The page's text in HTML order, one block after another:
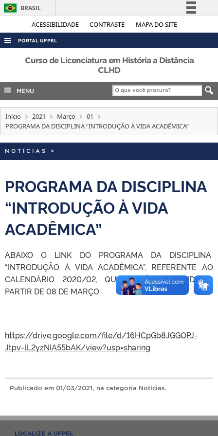
ACESSIBILIDADE CONTRASTE MAPA DO SITE
BRASIL
Simplifique!
Legislação
Canais
PORTAL UFPEL
ACESSO À INFORMAÇÃO
COBALTO
CONCURSOS
EDITAIS
TELEFONES
Curso de Licenciatura em História a Distância
CLHD
MENU
Início 2021 Março
01
PROGRAMA DA DISCIPLINA “INTRODUÇÃO À VIDA ACADÊMICA”
NOTÍCIAS >
PROGRAMA DA DISCIPLINA
“INTRODUÇÃO À VIDA
ACADÊMICA”
ABAIXO O LINK DO PROGRAMA DA DISCIPLINA
“INTRODUÇÃO À VIDA ACADÊMICA”, REFERENTE AO
CALENDÁRIO 2020/02, QUE SERÁ OFERECIDA A
PARTIR DE 08 DE MARÇO:
https://drive.google.com/file/d/16HCpGb8JGGOPJ-
Jtpv-lL2yzNIA55bAK/view?usp=sharing
Publicado em 01/03/2021, na categoria Notícias.
LOCALIZE A UFPEL